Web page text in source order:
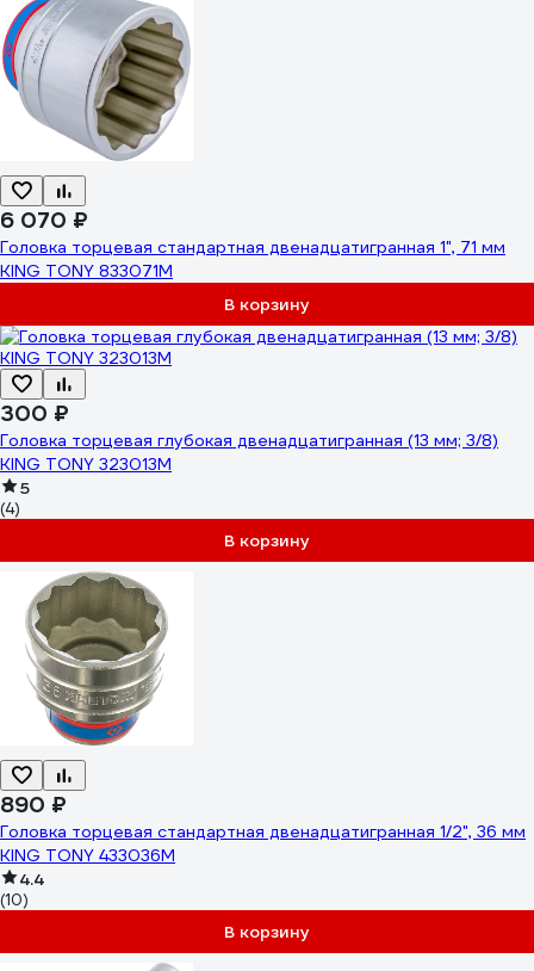
6 070 ₽
Головка торцевая стандартная двенадцатигранная 1", 71 мм
KING TONY 833071M
В корзину
300 ₽
Головка торцевая глубокая двенадцатигранная (13 мм; 3/8)
KING TONY 323013M
5
(4)
В корзину
890 ₽
Головка торцевая стандартная двенадцатигранная 1/2", 36 мм
KING TONY 433036M
4.4
(10)
В корзину